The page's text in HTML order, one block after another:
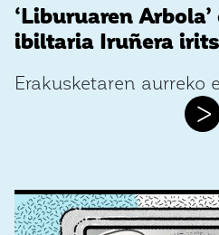
‘Liburuaren
ibiltaria Iruñera
Erakusketaren aurreko
>